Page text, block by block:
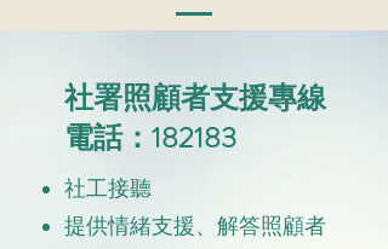
社署照顧者支援專線
電話：182183
社工接聽
提供情緒支援、解答照顧者